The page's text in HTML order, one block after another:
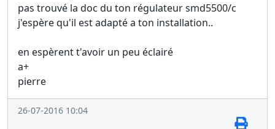
pas trouvé la doc du ton régulateur smd5500/c
j'espère qu'il est adapté a ton installation..
en espèrent t'avoir un peu éclairé
a+
pierre
26-07-2016 10:04